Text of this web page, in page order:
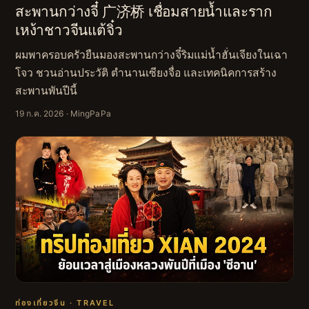
สะพานกว่างจี๋ 广济桥 เชื่อมสายน้ำและราก
เหง้าชาวจีนแต้จิ๋ว
ผมพาครอบครัวยืนมองสะพานกว่างจี๋ริมแม่น้ำฮั่นเจียงในเฉา
โจว ชวนอ่านประวัติ ตำนานเซียงจื่อ และเทคนิคการสร้าง
สะพานพันปีนี้
19 ก.ค. 2026 · MingPaPa
ท่องเที่ยวจีน · TRAVEL